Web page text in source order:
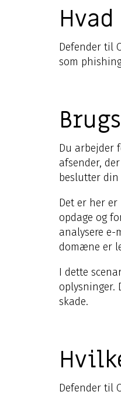
Defender til
som
Du arbejder
afsender,
beslutter din
Det er her
opdage og
analysere
domæne er
I dette
oplysninger.
skade.
Defender til